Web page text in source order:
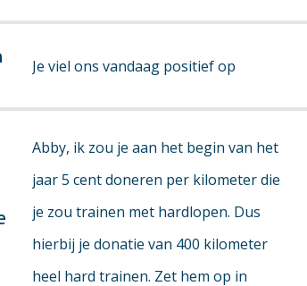
Je viel ons vandaag positief op
Abby, ik zou je aan het begin van het
jaar 5 cent doneren per kilometer die
je zou trainen met hardlopen. Dus
hierbij je donatie van 400 kilometer
heel hard trainen. Zet hem op in